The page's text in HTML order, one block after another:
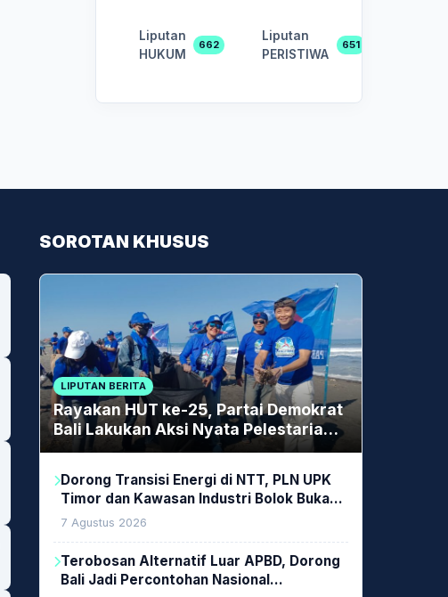
Liputan
HUKUM
662
Liputan
PERISTIWA
651
SOROTAN KHUSUS
LIPUTAN BERITA
Rayakan HUT ke-25, Partai Demokrat
Bali Lakukan Aksi Nyata Pelestarian
Lingkungan
Dorong Transisi Energi di NTT, PLN UPK
Timor dan Kawasan Industri Bolok Buka
Peluang Investasi Woodchip untuk
7 Agustus 2026
Terobosan Alternatif Luar APBD, Dorong
Bali Jadi Percontohan Nasional